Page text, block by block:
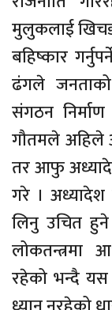
मुलुकलाई
बहिष्कार
ढंगले
संगठन
गौतमले अहिले
तर आफु
गरे । अध्यादेश
लिनु उचित हुने
लोकतन्त्रमा
रहेको भन्दै यस